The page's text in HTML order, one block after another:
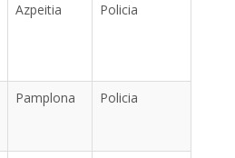
Azpeitia Policia
Pamplona Policia